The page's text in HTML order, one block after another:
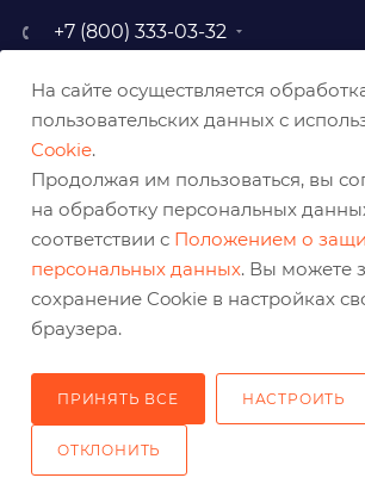
+7 (800) 333-03-32
baz@belabraziv.ru
308009, Россия, г. Белгород,
На сайте осуществляется
пользовательских данных с
Cookie.
Продолжая им пользоваться, вы
на обработку персональных
соответствии с Положением о
персональных данных. Вы можете
сохранение Cookie в настройках
браузера.
ПРИНЯТЬ ВСЕ НАСТРОИТЬ
ОТКЛОНИТЬ